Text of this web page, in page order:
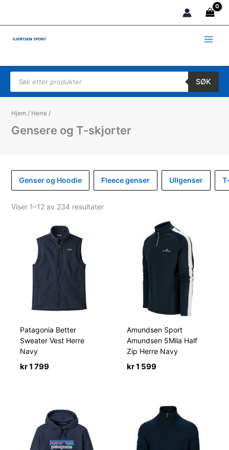
til
innholdet
Products search
SØK
Hjem / Herre /
Gensere og T-skjorter
Genser og Hoodie Fleece genser Ullgenser
Viser 1–12 av 234 resultaterSortert
Patagonia Better
Sweater Vest Herre
Navy
kr1 799
Amundsen Sport
Amundsen 5Mila Half
Zip Herre Navy
kr1 599